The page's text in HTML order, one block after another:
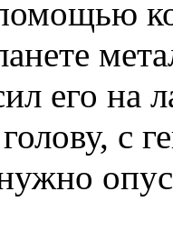
его на
с